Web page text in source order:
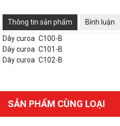
Thông tin sản phẩm
Bình luận
Dây curoa C100-B
Dây curoa C101-B
Dây curoa C102-B
SẢN PHẨM CÙNG LOẠI